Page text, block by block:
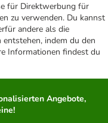
für Direktwerbung für
zu verwenden. Du kannst
andere als die
indem du den
Informationen findest du
Angebote,